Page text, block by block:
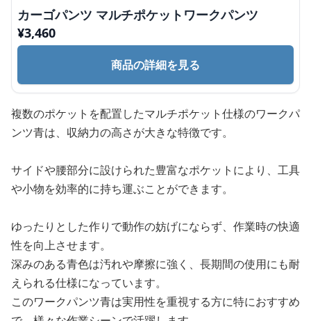
カーゴパンツ マルチポケットワークパンツ
¥3,460
商品の詳細を見る
複数のポケットを配置したマルチポケット仕様のワークパ
ンツ青は、収納力の高さが大きな特徴です。
サイドや腰部分に設けられた豊富なポケットにより、工具
や小物を効率的に持ち運ぶことができます。
ゆったりとした作りで動作の妨げにならず、作業時の快適
性を向上させます。
深みのある青色は汚れや摩擦に強く、長期間の使用にも耐
えられる仕様になっています。
このワークパンツ青は実用性を重視する方に特におすすめ